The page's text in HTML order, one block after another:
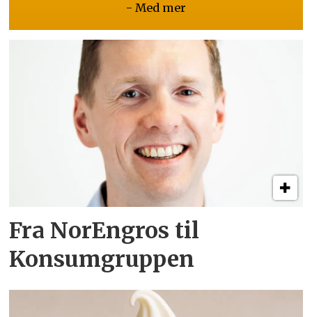
- Med mer
Fra NorEngros til
Konsumgruppen